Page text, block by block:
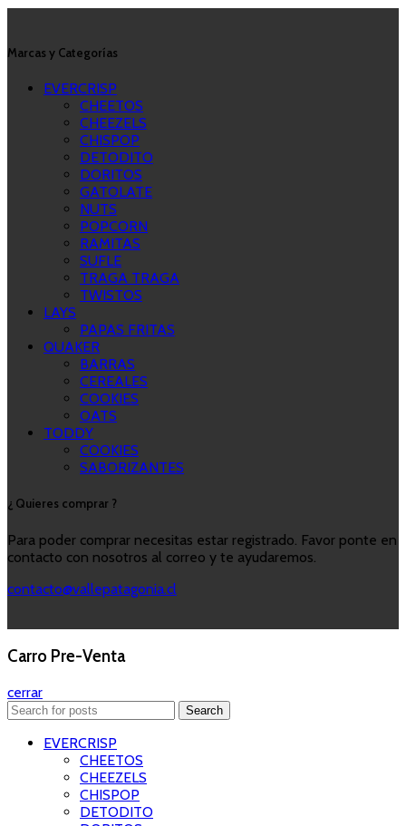
Marcas y Categorías
EVERCRISP
CHEETOS
CHEEZELS
CHISPOP
DETODITO
DORITOS
GATOLATE
NUTS
POPCORN
RAMITAS
SUFLE
TRAGA TRAGA
TWISTOS
LAYS
PAPAS FRITAS
QUAKER
BARRAS
CEREALES
COOKIES
OATS
TODDY
COOKIES
SABORIZANTES
¿ Quieres comprar ?
Para poder comprar necesitas estar registrado. Favor ponte en
contacto con nosotros al correo y te ayudaremos.
contacto@vallepatagonia.cl
Carro Pre-Venta
cerrar
Search
EVERCRISP
CHEETOS
CHEEZELS
CHISPOP
DETODITO